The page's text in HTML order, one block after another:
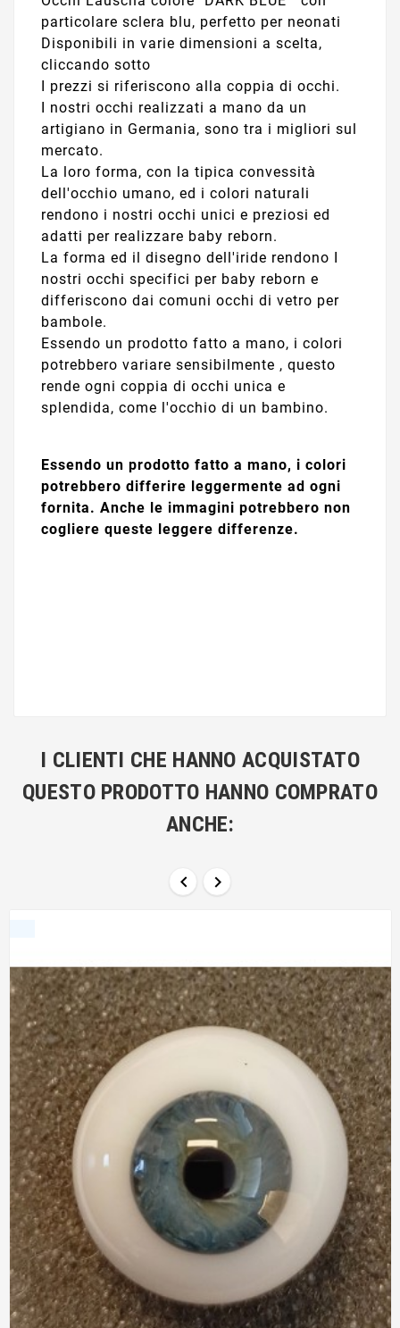
particolare sclera blu, perfetto per neonati
Disponibili in varie dimensioni a scelta,
cliccando sotto
I prezzi si riferiscono alla coppia di occhi.
I nostri occhi realizzati a mano da un
artigiano in Germania, sono tra i migliori sul
mercato.
La loro forma, con la tipica convessità
dell'occhio umano, ed i colori naturali
rendono i nostri occhi unici e preziosi ed
adatti per realizzare baby reborn.
La forma ed il disegno dell'iride rendono I
nostri occhi specifici per baby reborn e
differiscono dai comuni occhi di vetro per
bambole.
Essendo un prodotto fatto a mano, i colori
potrebbero variare sensibilmente , questo
rende ogni coppia di occhi unica e
splendida, come l'occhio di un bambino.
Essendo un prodotto fatto a mano, i colori
potrebbero differire leggermente ad ogni
fornita. Anche le immagini potrebbero non
cogliere queste leggere differenze.
I CLIENTI CHE HANNO ACQUISTATO
QUESTO PRODOTTO HANNO COMPRATO
ANCHE:
 